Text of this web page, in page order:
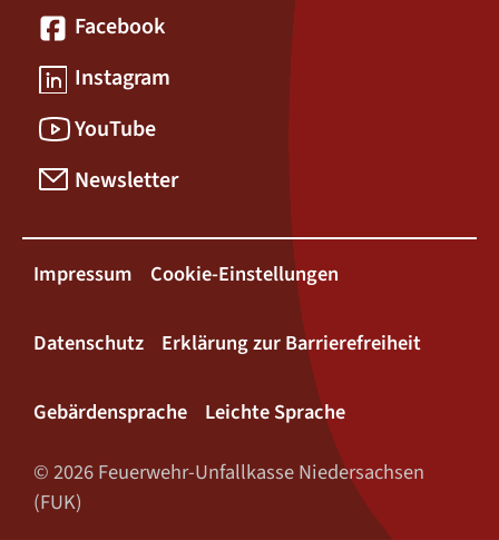
Facebook
Instagram
YouTube
Newsletter
Impressum Cookie-Einstellungen
Datenschutz Erklärung zur Barrierefreiheit
Gebärdensprache Leichte Sprache
© 2026 Feuerwehr-Unfallkasse Niedersachsen
(FUK)